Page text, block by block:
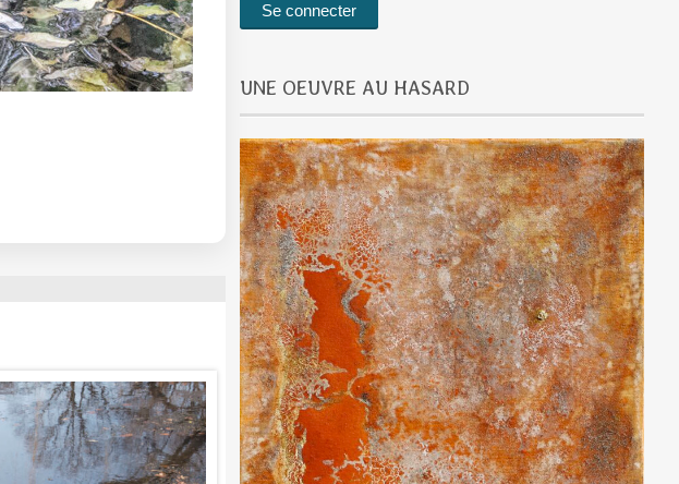
UNE OEUVRE AU HASARD